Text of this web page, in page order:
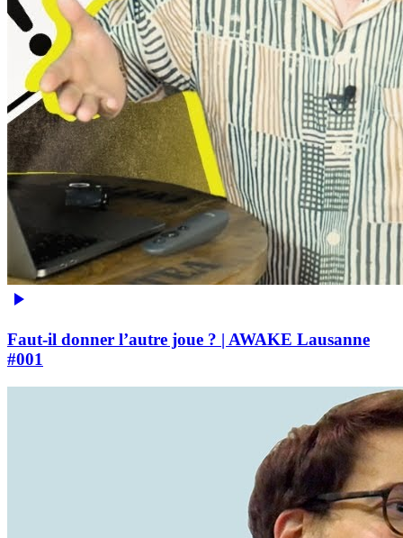
Faut-il donner l’autre joue ? | AWAKE Lausanne
#001